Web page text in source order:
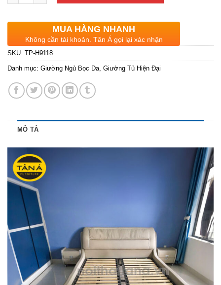
MUA HÀNG NHANH
Không cần tài khoản. Tân Á gọi lại xác nhận
SKU: TP-H9118
Danh mục: Giường Ngủ Bọc Da, Giường Tủ Hiện Đại
MÔ TẢ